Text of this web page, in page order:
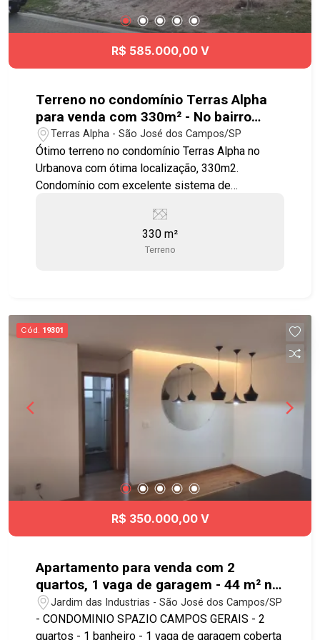
tempo e agende agora mesmo sua visita!!!
#jardimdasindustrias #sobrado #viaoeste
#Angloalante #Ibaji
R$ 585.000,00 V
Terreno no condomínio Terras Alpha
para venda com 330m² - No bairro
Urbanova - SJC
Terras Alpha - São José dos Campos/SP
Ótimo terreno no condomínio Terras Alpha no
Urbanova com ótima localização, 330m2.
Condomínio com excelente sistema de
circuito interno de TV, fechamento do perímetro,
com diversos espaços voltados para a prática de
atividades em família com segurança. Com mais
pontos para relaxar e curtir com a sua família. O
Terras Alpha São José dos Campos está
localizado no ponto alto de Urbanova, com fácil
acesso para universidades, escolas, hospital,
restaurantes, padarias, farmácias,
supermercados, comércio e serviços. Ligue e
agende a sua visita! #imobiliaria
#geraçãoimóveis #terrenovenda #SJC
330 m²
Terreno
Cód. 19301
R$ 350.000,00 V
Apartamento para venda com 2
quartos, 1 vaga de garagem - 44 m² no
bairro Jardim das Industrias
Jardim das Industrias - São José dos Campos/SP
- CONDOMINIO SPAZIO CAMPOS GERAIS - 2
quartos - 1 banheiro - 1 vaga de garagem coberta